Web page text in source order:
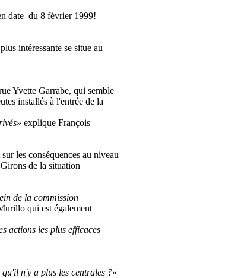
date du 8 février 1999!
intéressante se situe au
Yvette Garrabe, qui semble
installés à l'entrée de la
» explique François
les conséquences au niveau
de la situation
de la commission
qui est également
actions les plus efficaces
n'y a plus les centrales ?»